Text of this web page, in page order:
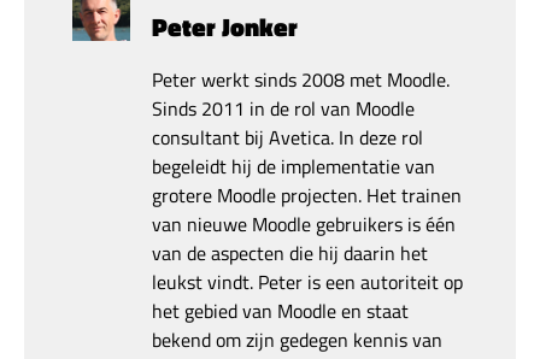
Peter Jonker
Peter werkt sinds 2008 met Moodle.
Sinds 2011 in de rol van Moodle
consultant bij Avetica. In deze rol
begeleidt hij de implementatie van
grotere Moodle projecten. Het trainen
van nieuwe Moodle gebruikers is één
van de aspecten die hij daarin het
leukst vindt. Peter is een autoriteit op
het gebied van Moodle en staat
bekend om zijn gedegen kennis van